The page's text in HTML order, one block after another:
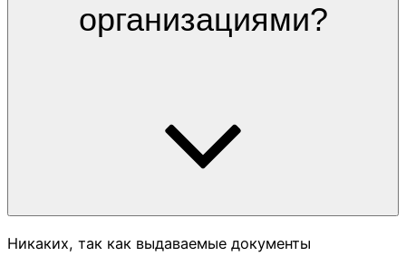
организациями?
Никаких, так как выдаваемые документы